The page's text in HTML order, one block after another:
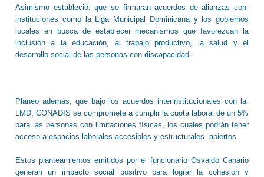
Asimismo estableció, que se firmaran acuerdos de alianzas con
instituciones como la Liga Municipal Dominicana y los gobiernos
locales en busca de establecer mecanismos que favorezcan la
inclusión a la educación, al trabajo productivo, la salud y el
desarrollo social de las personas con discapacidad.
Planeo además, que bajo los acuerdos interinstitucionales con la
LMD, CONADIS se compromete a cumplir la cuota laboral de un 5%
para las personas con limitaciones físicas, los cuales podrán tener
acceso a espacios laborales accesibles y estructurales abiertos.
Estos planteamientos emitidos por el funcionario Osvaldo Canario
generan un impacto social positivo para lograr la cohesión y